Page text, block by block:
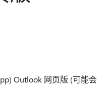
Outlook 网页版 (可能会